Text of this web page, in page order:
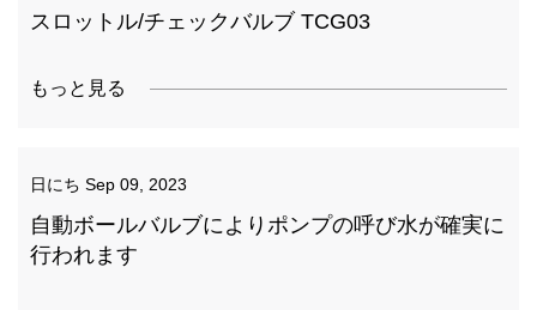
スロットル/チェックバルブ TCG03
もっと見る
日にち Sep 09, 2023
自動ボールバルブによりポンプの呼び水が確実に
行われます